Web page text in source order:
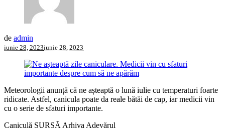
de admin
iunie 28, 2023iunie 28, 2023
Meteorologii anunță că ne așteaptă o lună iulie cu temperaturi foarte
ridicate. Astfel, canicula poate da reale bătăi de cap, iar medicii vin
cu o serie de sfaturi importante.
Caniculă SURSĂ Arhiva Adevărul